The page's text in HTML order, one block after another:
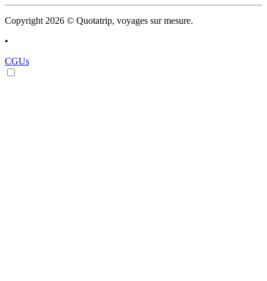
Copyright 2026 © Quotatrip, voyages sur mesure.
•
CGUs